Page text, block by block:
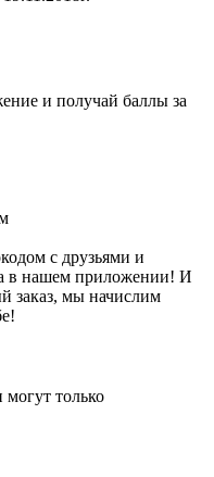
и получай баллы за
с друзьями и
в нашем приложении! И
заказ, мы начислим
только